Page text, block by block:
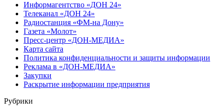
Информагентство «ДОН 24»
Телеканал «ДОН 24»
Радиостанция «ФМ-на Дону»
Газета «Молот»
Пресс-центр «ДОН-МЕДИА»
Карта сайта
Политика конфиденциальности и защиты информации
Реклама в «ДОН-МЕДИА»
Закупки
Раскрытие информации предприятия
Рубрики